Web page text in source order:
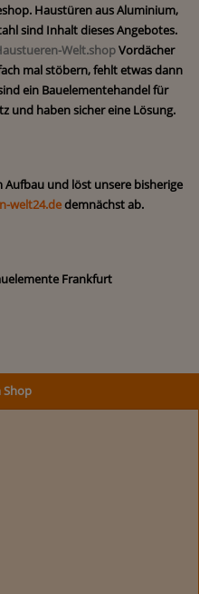
Shop
Haustüren aus Aluminium,
sind Inhalt dieses Angebotes.
Welt.shopVordächer
mal stöbern, fehlt etwas dann
ein Bauelementehandel für
und haben sicher eine Lösung.
und löst unsere bisherige
welt24.dedemnächst ab.
Frankfurt